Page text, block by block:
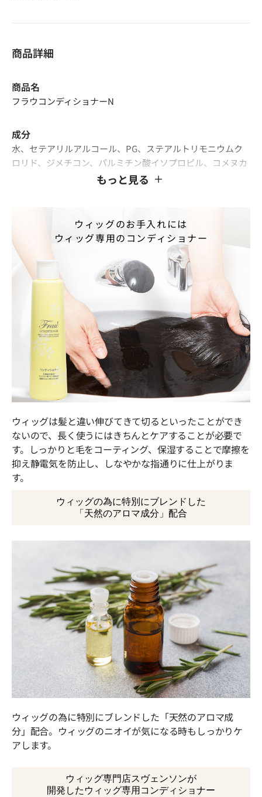
商品詳細
商品名
フラウコンディショナーN
成分
水、セテアリルアルコール、PG、ステアルトリモニウムク
ロリド、ジメチコン、パルミチン酸イソプロピル、コメヌカ
油、オリーブ果実油、ホホバ種子油、マカデミア種子油、カ
ゴン根エキス、カンゾウ根エキス、(加水分解シルク/PGプロ
ピルメチルシランジオール)クロスポリマー、スクワラン、
ベヘニルアルコール、ステアリルアルコール、バチルアルコ
ール、セタノール、PEG-20フィトステロール、フィトステ
ロールズ、ベヘネス-30、ベタイン、コカミドプロピルベタ
イン、トリデセス-10、ラウレス-2、ラウレス-21、水添レシ
チン、ステアリン酸グリセリル、トリ(カプリル酸／カプリ
ン酸)グリセリル、BG、イソプロパノール、エチドロン酸、
エチドロン酸４Na、フェノキシエタノール、香料
日本
もっと見る
ウィッグのお手入れには
ウィッグ専用のコンディショナー
ウィッグは髪と違い伸びてきて切るといったことができ
ないので、長く使うにはきちんとケアすることが必要で
す。しっかりと毛をコーティング、保湿することで摩擦を
抑え静電気を防止し、しなやかな指通りに仕上がりま
す。
ウィッグの為に特別にブレンドした
「天然のアロマ成分」配合
ウィッグの為に特別にブレンドした「天然のアロマ成
分」配合。ウィッグのニオイが気になる時もしっかりケ
アします。
ウィッグ専門店スヴェンソンが
開発したウィッグ専用コンディショナー